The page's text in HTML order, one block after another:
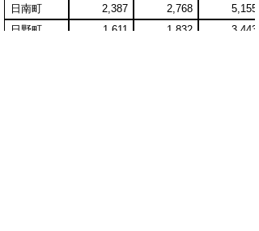
日南町 2,387 2,768
5,155
日野町
1,611 1,832
3,443